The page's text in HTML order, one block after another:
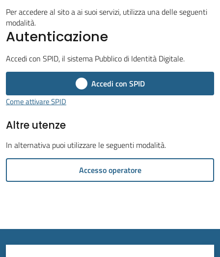
Vivere
Castelfranco
Emilia
Tutti
argomenti...
su
Per accedere al sito a ai suoi servizi, utilizza una delle seguenti
modalità.
Autenticazione
Accedi con SPID, il sistema Pubblico di Identità Digitale.
Accedi con SPID
Come attivare SPID
Altre utenze
In alternativa puoi utilizzare le seguenti modalità.
Accesso operatore